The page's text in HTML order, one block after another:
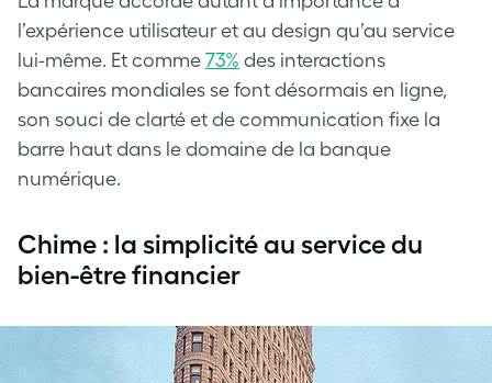
l’expérience utilisateur et au design qu’au service
lui-même. Et comme 73% des interactions
bancaires mondiales se font désormais en ligne,
son souci de clarté et de communication fixe la
barre haut dans le domaine de la banque
numérique.
Chime : la simplicité au service du
bien-être financier